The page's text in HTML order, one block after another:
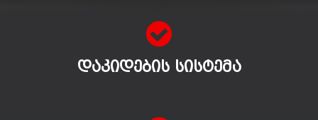
ᲓᲐᲙᲘᲓᲔᲑᲘᲡ ᲡᲘᲡᲢᲔᲛᲐ